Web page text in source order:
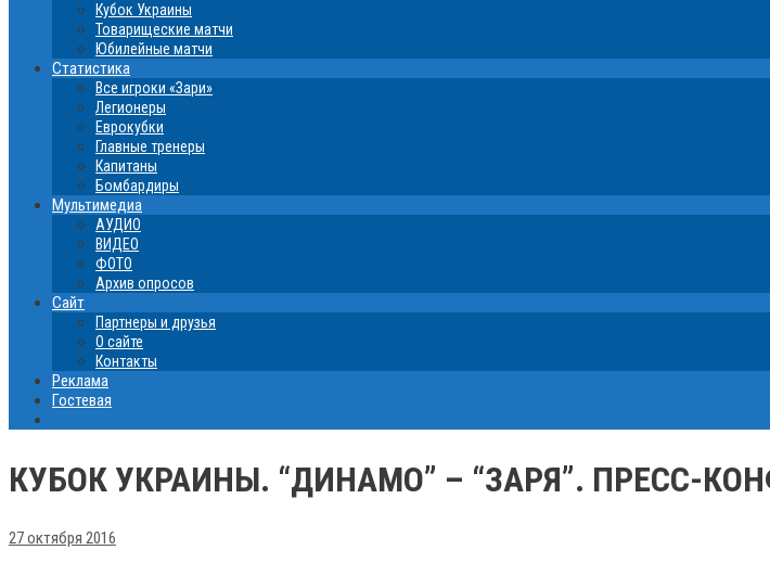
Кубок Украины
Товарищеские матчи
Юбилейные матчи
Статистика
Все игроки «Зари»
Легионеры
Еврокубки
Главные тренеры
Капитаны
Бомбардиры
Мультимедиа
АУДИО
ВИДЕО
ФОТО
Архив опросов
Сайт
Партнеры и друзья
О сайте
Контакты
Реклама
Гостевая
КУБОК УКРАИНЫ. “ДИНАМО” – “ЗАРЯ”. ПРЕСС-
27 октября 2016